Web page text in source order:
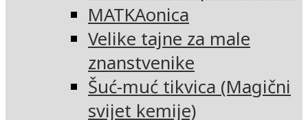
MATKAonica
Velike tajne za male
znanstvenike
Šuć-muć tikvica (Magični
svijet kemije)